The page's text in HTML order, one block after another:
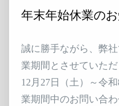
年末年始休業の
誠に勝手ながら、弊
業期間とさせていた
12月27日（土）～令
業期間中のお問い合